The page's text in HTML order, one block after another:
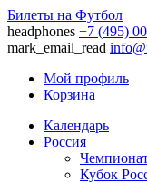
Билеты на Футбол
headphones +7 (495)
mark_email_read
Мой профиль
Корзина
Календарь
Россия
Кубок